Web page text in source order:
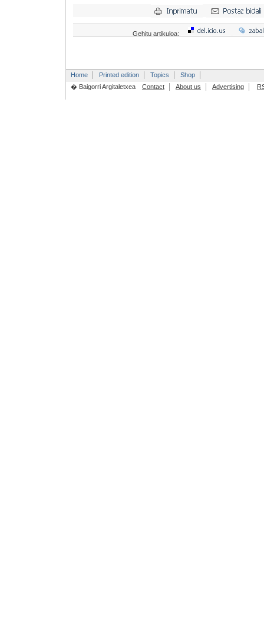
Gehitu artikuloa:
Home Printed edition Topics
Shop
� Baigorri Argitaletxea
Contact About us Advertising